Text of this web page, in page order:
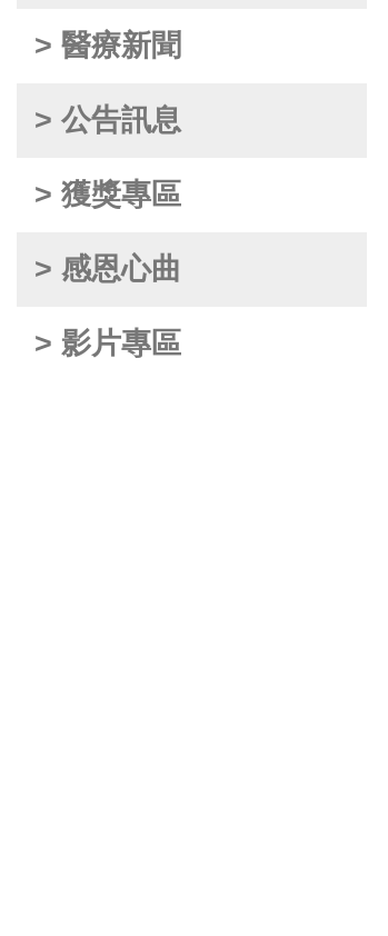
> 醫療新聞
> 公告訊息
> 獲獎專區
> 感恩心曲
> 影片專區